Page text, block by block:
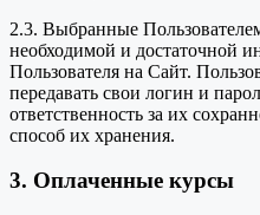
2.3. Выбранные
необходимой и достаточной
Пользователя на Сайт.
передавать свои логин и
ответственность за их
способ их хранения.
3. Оплаченные курсы